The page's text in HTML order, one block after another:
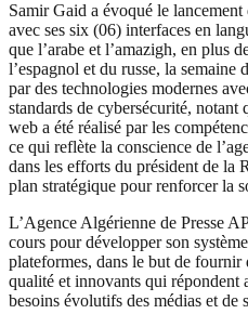
Samir Gaid a évoqué le
avec ses six (06) interfaces en
que l’arabe et l’amazigh, en plus
l’espagnol et du russe, la semaine
par des technologies modernes
standards de cybersécurité, notant
web a été réalisé par les
ce qui reflète la conscience de
dans les efforts du président de la
plan stratégique pour renforcer la
L’Agence Algérienne de Presse
cours pour développer son
plateformes, dans le but de fournir
qualité et innovants qui répondent
besoins évolutifs des médias et de